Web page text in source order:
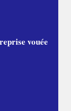
vouée